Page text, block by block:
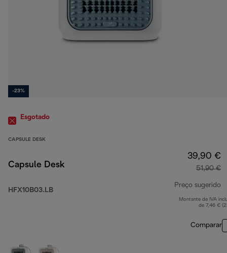
-23%
Esgotado
CAPSULE DESK
Capsule Desk
HFX10B03.LB
39,90 €
51,90 €
Preço sugerido
Montante de IVA
de 7,46 €
Comparar